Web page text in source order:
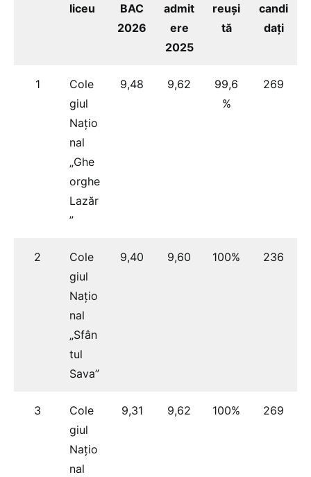
liceu
BAC
2026
admit
ere
2025
reuși
tă
candi
dați
1
Cole
giul
Națio
nal
„Ghe
orghe
Lazăr
”
9,48 9,62
99,6
%
269
2
Cole
giul
Națio
nal
„Sfân
tul
Sava”
9,40 9,60 100% 236
3
Cole
giul
Națio
nal
9,31 9,62 100% 269